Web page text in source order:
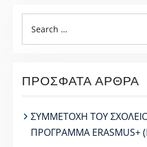
for:
ΠΡΌΣΦΑΤΑ ΆΡΘΡΑ
ΣΥΜΜΕΤΟΧΗ ΤΟΥ
ΠΡΟΓΡΑΜΜΑ ERASMUS+